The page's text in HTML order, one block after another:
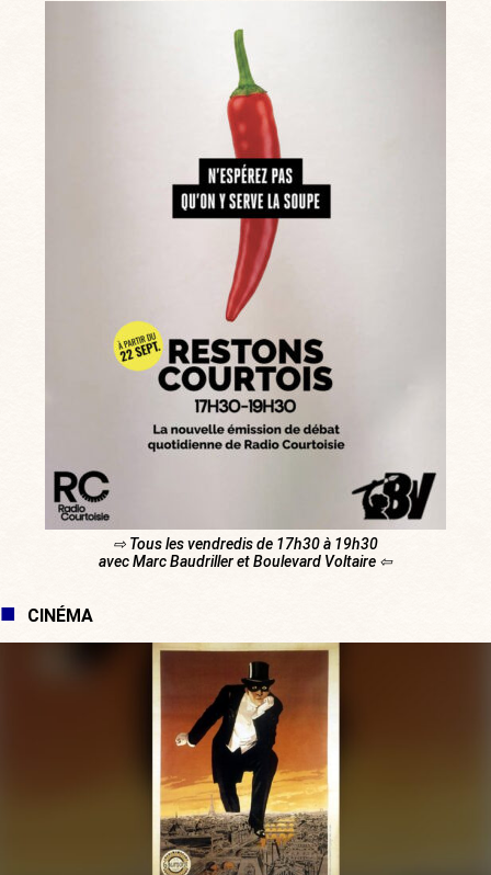
⇨ Tous les vendredis de 17h30 à 19h30
avec Marc Baudriller et Boulevard Voltaire ⇦
CINÉMA